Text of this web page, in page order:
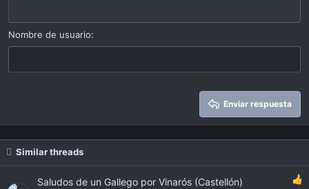
15
22
Times New Roman
Justify text
Heading 2
Heading 3
Nombre de usuario
Enviar respuesta
Similar threads
Saludos de un Gallego por Vinarós (Castellón)